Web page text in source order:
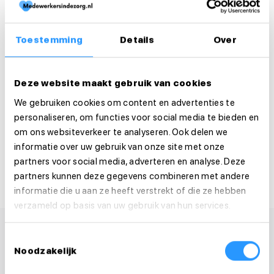
Toestemming Details Over
Deze website maakt gebruik van cookies
We gebruiken cookies om content en advertenties te
personaliseren, om functies voor social media te bieden en
om ons websiteverkeer te analyseren. Ook delen we
informatie over uw gebruik van onze site met onze
partners voor social media, adverteren en analyse. Deze
partners kunnen deze gegevens combineren met andere
informatie die u aan ze heeft verstrekt of die ze hebben
verzameld op basis van uw gebruik van hun services.
Noodzakelijk
Is deze vacature je op het lijf geschreven?
Solliciteer dan direct!
Solliciteer direct
Solliciteer binnen 1 minuut
Deel deze vacature: